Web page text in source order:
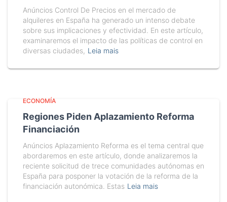
Anúncios Control De Precios en el mercado de
alquileres en España ha generado un intenso debate
sobre sus implicaciones y efectividad. En este artículo,
examinaremos el impacto de las políticas de control en
diversas ciudades, Leia mais
ECONOMÍA
Regiones Piden Aplazamiento Reforma
Financiación
Anúncios Aplazamiento Reforma es el tema central que
abordaremos en este artículo, donde analizaremos la
reciente solicitud de trece comunidades autónomas en
España para posponer la votación de la reforma de la
financiación autonómica. Estas Leia mais